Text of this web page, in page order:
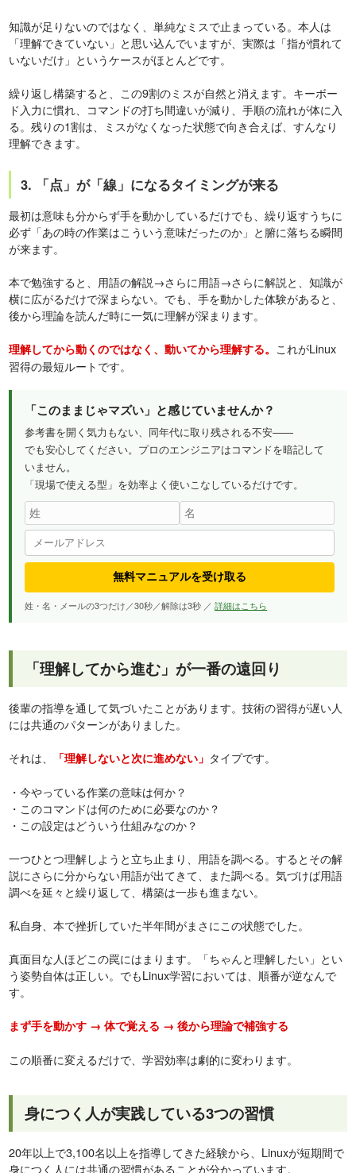
知識が足りないのではなく、単純なミスで止まっている。本人は
「理解できていない」と思い込んでいますが、実際は「指が慣れて
いないだけ」というケースがほとんどです。
繰り返し構築すると、この9割のミスが自然と消えます。キーボー
ド入力に慣れ、コマンドの打ち間違いが減り、手順の流れが体に入
る。残りの1割は、ミスがなくなった状態で向き合えば、すんなり
理解できます。
3. 「点」が「線」になるタイミングが来る
最初は意味も分からず手を動かしているだけでも、繰り返すうちに
必ず「あの時の作業はこういう意味だったのか」と腑に落ちる瞬間
が来ます。
本で勉強すると、用語の解説→さらに用語→さらに解説と、知識が
横に広がるだけで深まらない。でも、手を動かした体験があると、
後から理論を読んだ時に一気に理解が深まります。
理解してから動くのではなく、動いてから理解する。 これがLinux
習得の最短ルートです。
「このままじゃマズい」と感じていませんか？
参考書を開く気力もない、同年代に取り残される不安——
でも安心してください。プロのエンジニアはコマンドを暗記して
いません。
「現場で使える型」を効率よく使いこなしているだけです。
無料マニュアルを受け取る
姓・名・メールの3つだけ／30秒／解除は3秒 ／詳細はこちら
「理解してから進む」が一番の遠回り
後輩の指導を通して気づいたことがあります。技術の習得が遅い人
には共通のパターンがありました。
それは、
「理解しないと次に進めない」 タイプです。
・今やっている作業の意味は何か？
・このコマンドは何のために必要なのか？
・この設定はどういう仕組みなのか？
一つひとつ理解しようと立ち止まり、用語を調べる。するとその解
説にさらに分からない用語が出てきて、また調べる。気づけば用語
調べを延々と繰り返して、構築は一歩も進まない。
私自身、本で挫折していた半年間がまさにこの状態でした。
真面目な人ほどこの罠にはまります。「ちゃんと理解したい」とい
う姿勢自体は正しい。でもLinux学習においては、順番が逆なんで
す。
まず手を動かす → 体で覚える → 後から理論で補強する
この順番に変えるだけで、学習効率は劇的に変わります。
身につく人が実践している3つの習慣
20年以上で3,100名以上を指導してきた経験から、Linuxが短期間で
身につく人には共通の習慣があることが分かっています。